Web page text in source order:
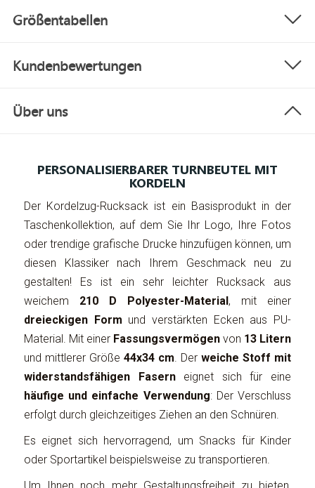
Größentabellen
Kundenbewertungen
Über uns
PERSONALISIERBARER TURNBEUTEL MIT
KORDELN
Der Kordelzug-Rucksack ist ein Basisprodukt in der
Taschenkollektion, auf dem Sie Ihr Logo, Ihre Fotos
oder trendige grafische Drucke hinzufügen können, um
diesen Klassiker nach Ihrem Geschmack neu zu
gestalten! Es ist ein sehr leichter Rucksack aus
weichem 210 D Polyester-Material , mit einer
dreieckigen Form und verstärkten Ecken aus PU-
Material. Mit einer Fassungsvermögen von 13 Litern
und mittlerer Größe 44x34 cm. Der weiche Stoff mit
widerstandsfähigen Faserneignet sich für eine
häufige und einfache Verwendung: Der Verschluss
erfolgt durch gleichzeitiges Ziehen an den Schnüren.
Es eignet sich hervorragend, um Snacks für Kinder
oder Sportartikel beispielsweise zu transportieren.